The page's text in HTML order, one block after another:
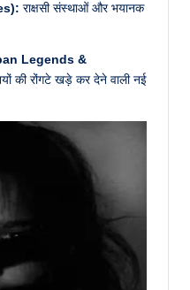
राक्षसी संस्थाओं और भयानक
Legends &
की रोंगटे खड़े कर देने वाली नई